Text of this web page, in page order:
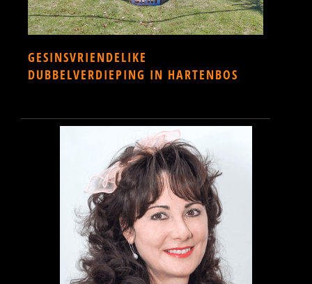
GESINSVRIENDELIKE
DUBBELVERDIEPING IN HARTENBOS